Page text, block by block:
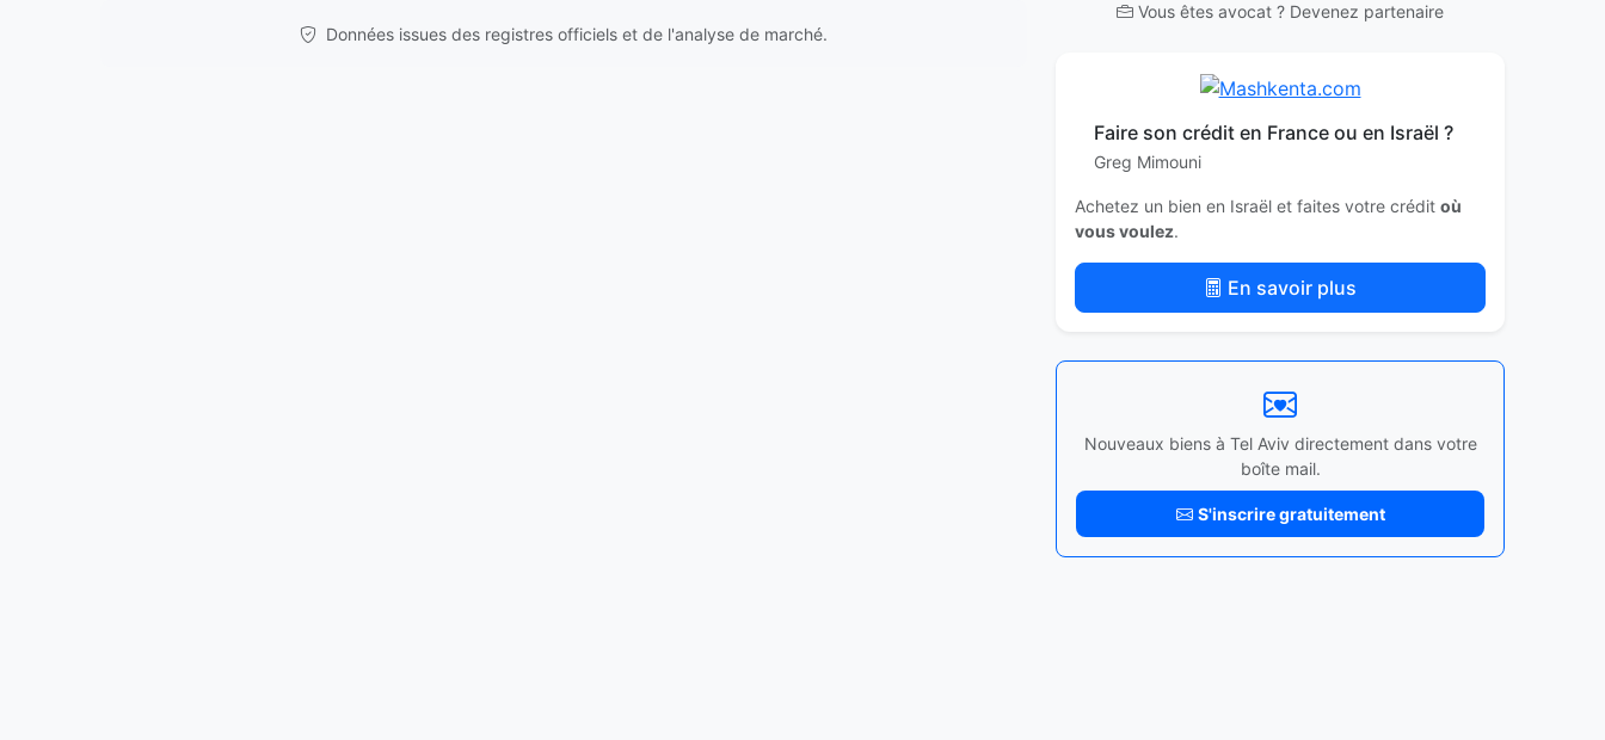
Données issues des registres officiels et de l'analyse de marché.
Vous êtes avocat ? Devenez partenaire
Faire son crédit en France ou en Israël ?
Greg Mimouni
Achetez un bien en Israël et faites votre crédit où
vous voulez.
En savoir plus
Nouveaux biens à Tel Aviv directement dans votre
boîte mail.
S'inscrire gratuitement